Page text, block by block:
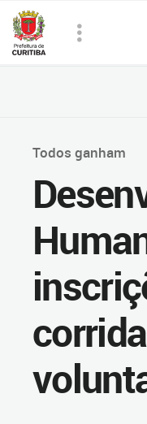
Todos ganham